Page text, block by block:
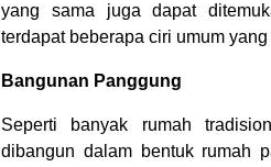
yang sama juga dapat
terdapat beberapa ciri umum
Bangunan Panggung
Seperti banyak rumah
dibangun dalam bentuk rumah